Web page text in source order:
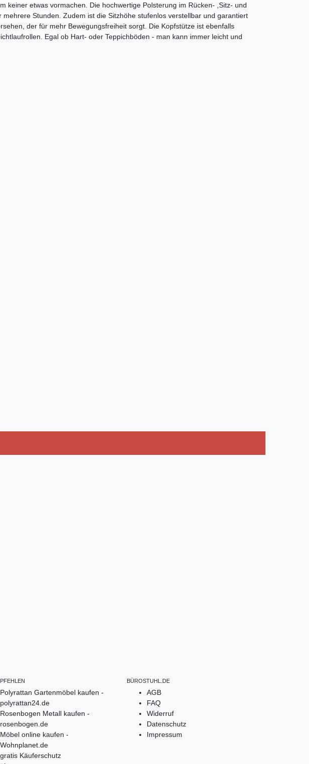
keiner etwas vormachen. Die hochwertige Polsterung im Rücken- ,Sitz- und
Stunden. Zudem ist die Sitzhöhe stufenlos verstellbar und garantiert
der für mehr Bewegungsfreiheit sorgt. Die Kopfstütze ist ebenfalls
Egal ob Hart- oder Teppichböden - man kann immer leicht und
Polyrattan Gartenmöbel kaufen -
polyrattan24.de
Rosenbogen Metall kaufen -
rosenbogen.de
Möbel online kaufen -
Wohnplanet.de
gratis Käuferschutz
BÜROSTUHL.DE
AGB
FAQ
Widerruf
Datenschutz
Impressum